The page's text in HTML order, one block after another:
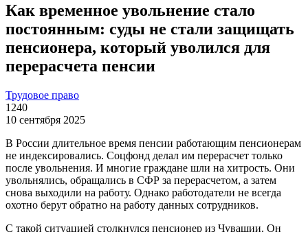
Как временное увольнение стало
постоянным: суды не стали защищать
пенсионера, который уволился для
перерасчета пенсии
Трудовое право
1240
10 сентября 2025
В России длительное время пенсии работающим пенсионерам
не индексировались. Соцфонд делал им перерасчет только
после увольнения. И многие граждане шли на хитрость. Они
увольнялись, обращались в СФР за перерасчетом, а затем
снова выходили на работу. Однако работодатели не всегда
охотно берут обратно на работу данных сотрудников.
С такой ситуацией столкнулся пенсионер из Чувашии. Он